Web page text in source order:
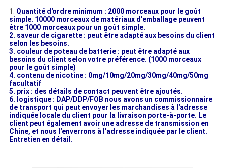
1. Quantité d'ordre minimum : 2000 morceaux pour le goût
simple. 10000 morceaux de matériaux d'emballage peuvent
être 1000 morceaux pour un goût simple.
2. saveur de cigarette : peut être adapté aux besoins du client
selon les besoins.
3. couleur de poteau de batterie : peut être adapté aux
besoins du client selon votre préférence. (1000 morceaux
pour le goût simple)
4. contenu de nicotine : 0mg/10mg/20mg/30mg/40mg/50mg
facultatif
5. prix : des détails de contact peuvent être ajoutés.
6. logistique : DAP/DDP/FOB nous avons un commissionnaire
de transport qui peut envoyer les marchandises à l'adresse
indiquée locale du client pour la livraison porte-à-porte. Le
client peut également avoir une adresse de transmission en
Chine, et nous l'enverrons à l'adresse indiquée par le client.
Entretien en détail.